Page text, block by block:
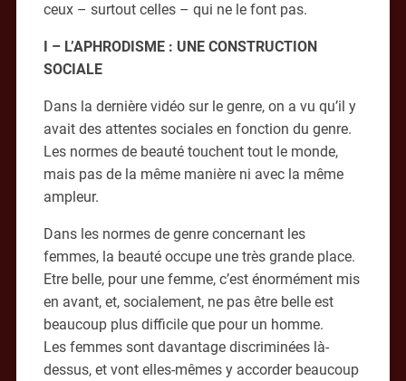
ceux – surtout celles – qui ne le font pas.
I – L’APHRODISME : UNE CONSTRUCTION
SOCIALE
Dans la dernière vidéo sur le genre, on a vu qu’il y
avait des attentes sociales en fonction du genre.
Les normes de beauté touchent tout le monde,
mais pas de la même manière ni avec la même
ampleur.
Dans les normes de genre concernant les
femmes, la beauté occupe une très grande place.
Etre belle, pour une femme, c’est énormément mis
en avant, et, socialement, ne pas être belle est
beaucoup plus difficile que pour un homme.
Les femmes sont davantage discriminées là-
dessus, et vont elles-mêmes y accorder beaucoup